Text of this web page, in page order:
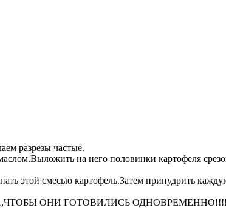
разрезы частые.
на него половинки картофеля
этой смесью картофель.Затем припудрить
ОНИ ГОТОВИЛИСЬ ОДНОВРЕМЕННО!!!!